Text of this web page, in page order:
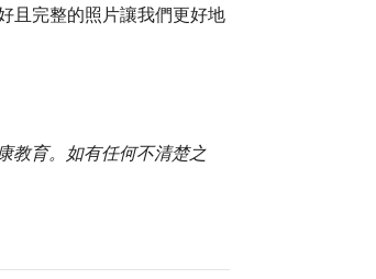
且完整的照片讓我們更好地
教育。如有任何不清楚之